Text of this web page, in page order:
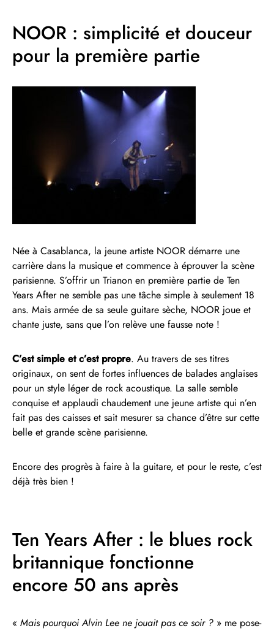
NOOR : simplicité et douceur
pour la première partie
Née à Casablanca, la jeune artiste NOOR démarre une
carrière dans la musique et commence à éprouver la scène
parisienne. S’offrir un Trianon en première partie de Ten
Years After ne semble pas une tâche simple à seulement 18
ans. Mais armée de sa seule guitare sèche, NOOR joue et
chante juste, sans que l’on relève une fausse note !
C’est simple et c’est propre. Au travers de ses titres
originaux, on sent de fortes influences de balades anglaises
pour un style léger de rock acoustique. La salle semble
conquise et applaudi chaudement une jeune artiste qui n’en
fait pas des caisses et sait mesurer sa chance d’être sur cette
belle et grande scène parisienne.
Encore des progrès à faire à la guitare, et pour le reste, c’est
déjà très bien !
Ten Years After : le blues rock
britannique fonctionne
encore 50 ans après
« Mais pourquoi Alvin Lee ne jouait pas ce soir ? » me pose-